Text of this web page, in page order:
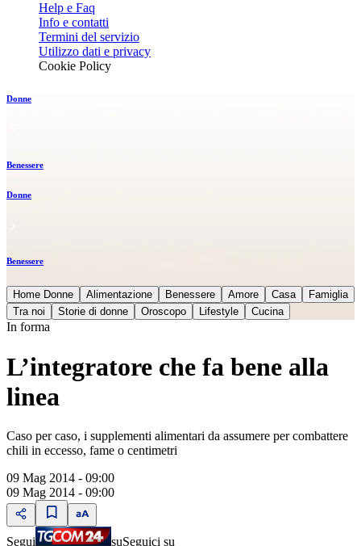
Help e Faq
Info e contatti
Termini del servizio
Utilizzo dati e privacy
Cookie Policy
Donne
Benessere
Donne
Benessere
Home Donne Alimentazione Benessere Amore Casa
Famiglia
Tra noi
Storie di donne Oroscopo Lifestyle Cucina
In forma
L’integratore che fa bene alla
linea
Caso per caso, i supplementi alimentari da assumere per combattere
chili in eccesso, fame o centimetri
09 Mag 2014 - 09:00
09 Mag 2014 - 09:00
Segui suSeguici su